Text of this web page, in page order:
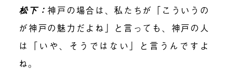
松下：神戸の場合は、私たちが「こういうの
が神戸の魅力だよね」と言っても、神戸の人
は「いや、そうではない」と言うんですよ
ね。